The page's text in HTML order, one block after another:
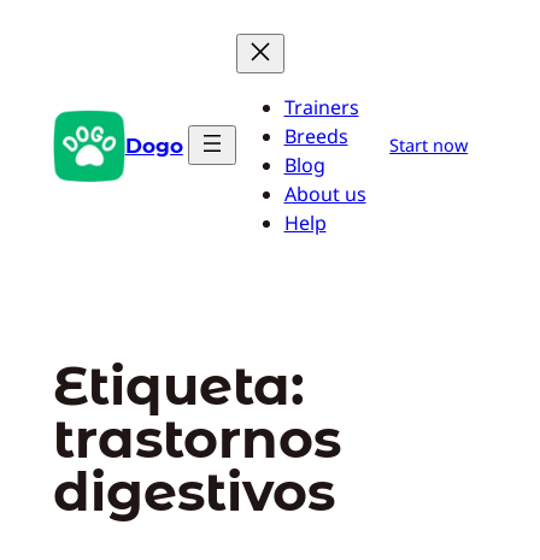
Dogo
Trainers
Breeds
Blog
About us
Help
Start now
Etiqueta:
trastornos
digestivos